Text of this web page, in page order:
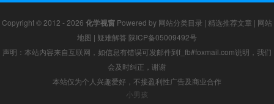
Copyright © 2012 - 2026 化学视窗 Powered by 网站分类目录 | 精选推荐文章 | 网站
地图 | 疑难解答 陕ICP备05009492号
声明：本站内容来自互联网，如信息有错误可发邮件到f_fb#foxmail.com说明，我们
会及时纠正，谢谢
本站仅为个人兴趣爱好，不接盈利性广告及商业合作
小男孩